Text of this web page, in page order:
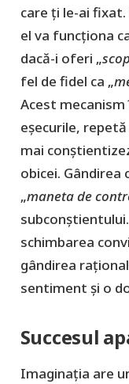
care ți le-ai
el va funcționa
dacă-i oferi „
fel de fidel ca „
Acest
eșecurile,
mai
obicei.
„maneta de
schimbarea
gândirea
sentiment și o
Succesul
Imaginația are